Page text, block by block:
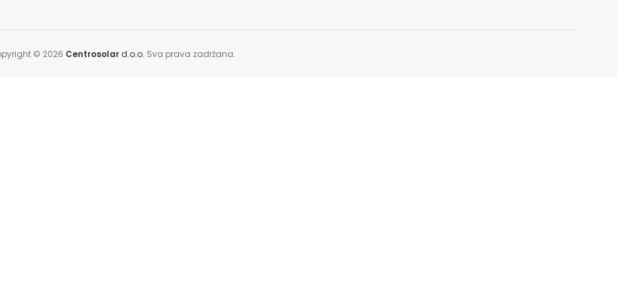
© 2026 Centrosolar d.o.o. Sva prava zadržana.